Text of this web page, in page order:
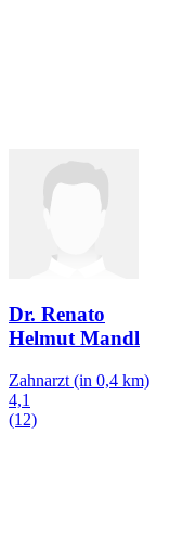
Dr. Renato
Helmut Mandl
Zahnarzt (in 0,4 km)
4,1
(12)